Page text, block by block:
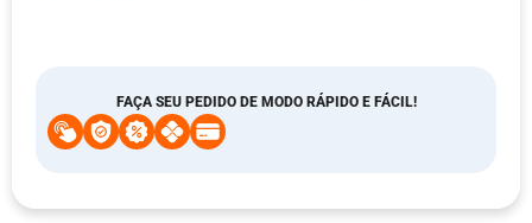
FAÇA SEU PEDIDO DE MODO RÁPIDO E FÁCIL!